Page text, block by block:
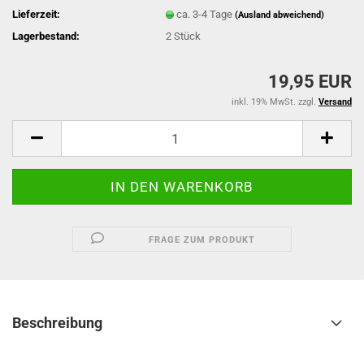
Lieferzeit:
ca. 3-4 Tage(Ausland abweichend)
Lagerbestand: 2Stück
19,95 EUR
inkl. 19% MwSt. zzgl. Versand
FRAGE ZUM PRODUKT
Beschreibung